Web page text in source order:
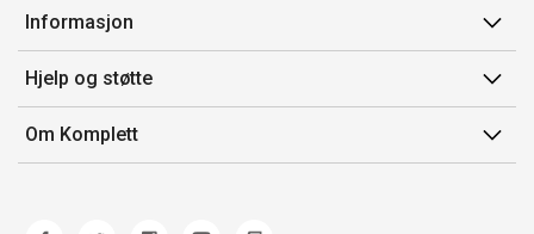
Min side
Ordreoversikt
Flex
Komplett Club
Informasjon
Salgsbetingelser
Medlemsvilkår for Komplett Club
Merker/produsent
Hjelp og støtte
Kontakt oss
Kundeservice
Om Komplett